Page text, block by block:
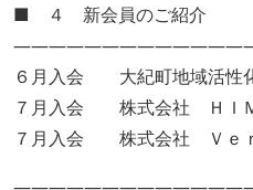
■ ４ 新会員のご紹介
６月入会 大紀町地域活性
７月入会 株式会社 ＨＩ
７月入会 株式会社 Ｖｅ